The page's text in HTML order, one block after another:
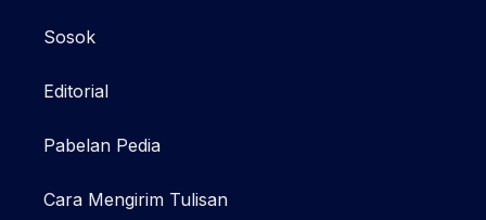
Sosok
Editorial
Pabelan Pedia
Cara Mengirim Tulisan